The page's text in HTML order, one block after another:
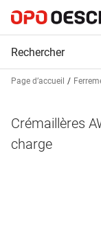
Page d’accueil
Crémaillères
charge